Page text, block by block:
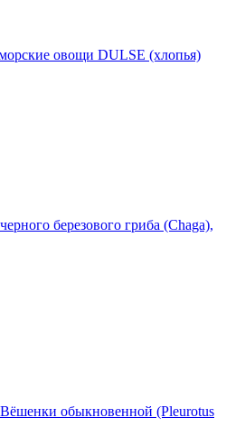
овощи DULSE (хлопья)
березового гриба (Chaga),
обыкновенной (Pleurotus